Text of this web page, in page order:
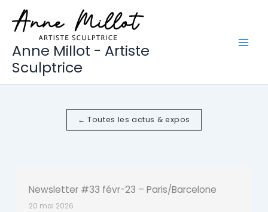
contenu
Anne Millot - Artiste
Sculptrice
← Toutes les actus & expos
Newsletter #33 févr-23 – Paris/Barcelone
20 mai 2026